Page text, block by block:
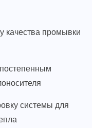
качества промывки
системы для